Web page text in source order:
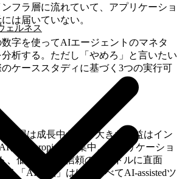
ェルネス
フラ層に流れていて、アプリケーショ
は届いていない。
字を使ってAIエージェントのマネタ
析する。ただし「やめろ」と言いたい
ケーススタディに基づく3つの実行可
市場は成長中だが、大きな利益はイン
、Anthropic）に集中。アプリケーショ
、低粗利率、信頼のハードルに直面
る「AI製品」はほぼすべてAI-assistedツ